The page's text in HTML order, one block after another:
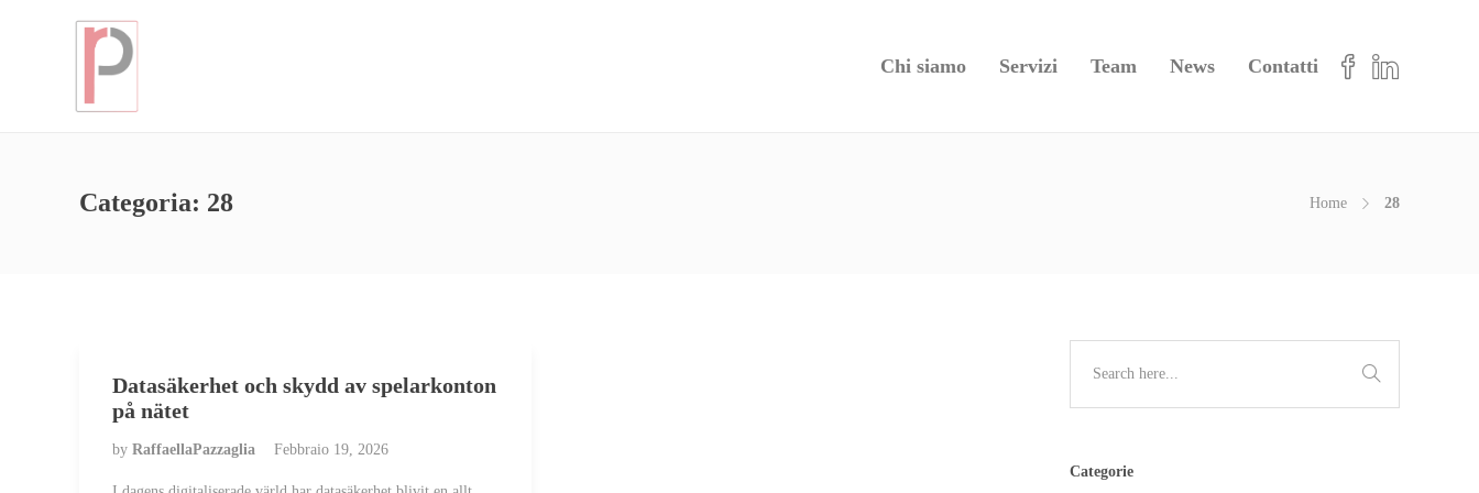
Chi siamo Servizi Team News Contatti
Categoria: 28 Home 28
Datasäkerhet och skydd av spelarkonton
på nätet
by RaffaellaPazzaglia Febbraio 19, 2026
Categorie